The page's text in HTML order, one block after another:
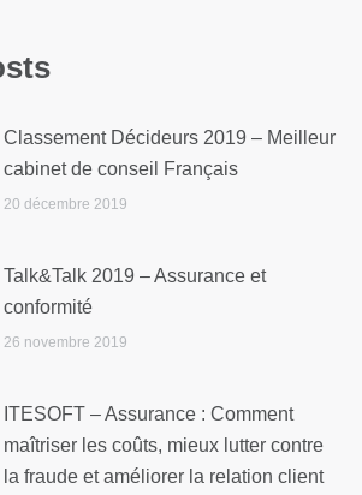
Classement Décideurs 2019 – Meilleur
cabinet de conseil Français
20 décembre 2019
Talk&Talk 2019 – Assurance et
conformité
26 novembre 2019
ITESOFT – Assurance : Comment
maîtriser les coûts, mieux lutter contre
la fraude et améliorer la relation client